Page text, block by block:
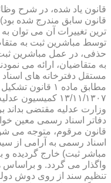
قانون سابق مندرج شده
ترین تغییرات آن می توان
توسط مباشرین ثبت به
حذفی، در عمل مباشرین
به متقاضیان، ارائه می
مطابق ماده ۱
۱۳/۱۱/۱۳۰۷
وزارت عدلیه مقتضی بداند
دفاتر اسناد رسمی معین
قانون مرقوم، متوجه می
اسناد رسمی به آرامی از
مباشر ثبت) خارج گردیده
واگذار می گردد. و
تنظیم سند از روی دوش